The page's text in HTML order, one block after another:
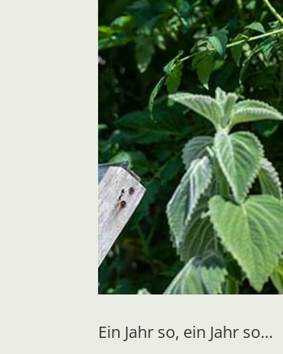
Ein Jahr so, ein Jahr so…